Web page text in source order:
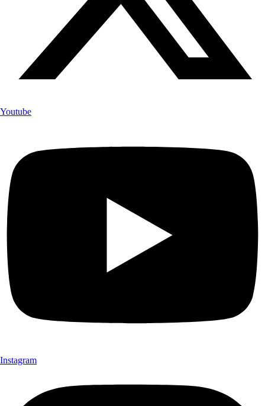
Youtube
Instagram